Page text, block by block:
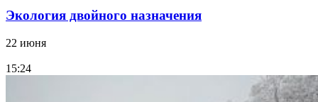
Экология двойного назначения
22 июня
15:24